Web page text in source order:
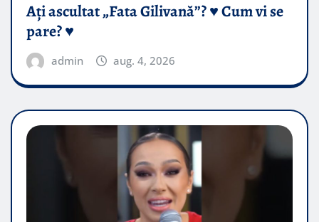
Ați ascultat „Fata Gilivană”? ♥️ Cum vi se
pare? ♥️
admin aug. 4, 2026